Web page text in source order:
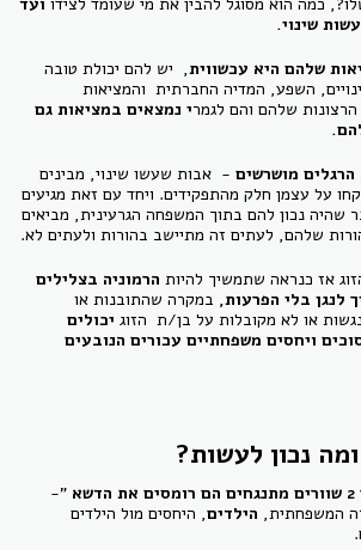
שינוי.
שלהם היא עכשווית, יש להם יכולת טובה
השפע, המדיה החברתית והמציאות
שלהם והם לגמרי נמצאים במציאות גם
מושרשים - אבות שעשו שינוי, מבינים
על עצמן חלק מהתפקידים. ויחד עם זאת מגיעים
שהיה נכון להם בתוך המשפחה הגרעינית, מביאים
שלהם, לעתים זה מתיישב בהורות ולעתים לא.
אז כנראה שתמשיך להיות הרמוניה בצלילים
לנגן בלי הפרעות, במקרה שהתובנות או
או לא מקובלות על בן/ת הזוג יכולים
ויחסים משפחתיים עכורים הנובעים
נכון לעשות?
"-
המשפחתית, הילדים, היחסים מול הילדים